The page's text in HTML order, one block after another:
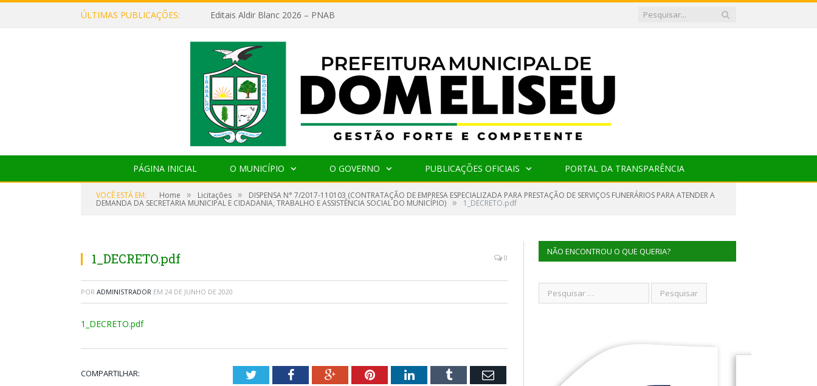
ÚLTIMAS PUBLICAÇÕES: Editais Aldir Blanc 2026 – PNAB
PÁGINA INICIAL O MUNICÍPIO O GOVERNO PUBLICAÇÕES OFICIAIS PORTAL DA TRANSPARÊNCIA
VOCÊ ESTÁ EM: Home » Licitações » DISPENSA N° 7/2017-110103 (CONTRATAÇÃO DE EMPRESA ESPECIALIZADA PARA PRESTAÇÃO DE SERVIÇOS FUNERÁRIOS PARA ATENDER A
DEMANDA DA SECRETARIA MUNICIPAL E CIDADANIA, TRABALHO E ASSISTÊNCIA SOCIAL DO MUNICÍPIO) » 1_DECRETO.pdf
1_DECRETO.pdf 0
POR ADMINISTRADOR EM 24 DE JUNHO DE 2020
1_DECRETO.pdf
COMPARTILHAR: TwitterFacebookGoogle+PinterestLinkedInTumblr Email
NÃO ENCONTROU O QUE QUERIA?